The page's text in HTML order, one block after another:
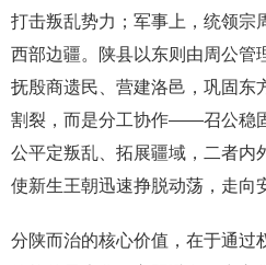
打击叛乱势力；军事上，统领宗
西部边疆。陕县以东则由周公管
抚殷商遗民、营建洛邑，巩固东
割裂，而是分工协作——召公稳
公平定叛乱、拓展疆域，二者内
使新生王朝迅速挣脱动荡，走向
分陕而治的核心价值，在于通过